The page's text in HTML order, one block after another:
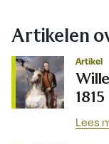
Artikelen
Artikel
1815
Lees